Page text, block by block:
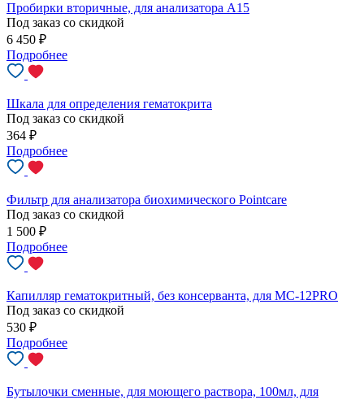
Пробирки вторичные, для анализатора А15
Под заказ со скидкой
6 450 ₽
Подробнее
Шкала для определения гематокрита
Под заказ со скидкой
364 ₽
Подробнее
Фильтр для анализатора биохимического Pointcare
Под заказ со скидкой
1 500 ₽
Подробнее
Капилляр гематокритный, без консерванта, для MC-12PRO
Под заказ со скидкой
530 ₽
Подробнее
Бутылочки сменные, для моющего раствора, 100мл, для